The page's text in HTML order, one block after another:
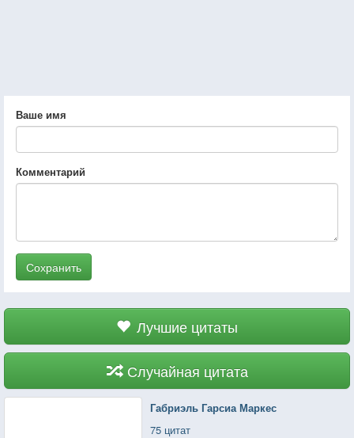
Ваше имя
Комментарий
Сохранить
Лучшие цитаты
Случайная цитата
Габриэль Гарсиа Маркес
75 цитат